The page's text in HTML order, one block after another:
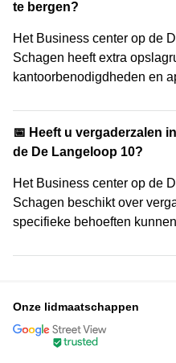
te bergen?
Het Business center op de
Schagen heeft extra
kantoorbenodigdheden en
📅 Heeft u vergaderzalen
de De Langeloop 10?
Het Business center op de
Schagen beschikt over
specifieke behoeften
Onze lidmaatschappen